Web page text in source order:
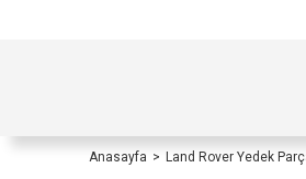
Anasayfa Land Rover Yedek